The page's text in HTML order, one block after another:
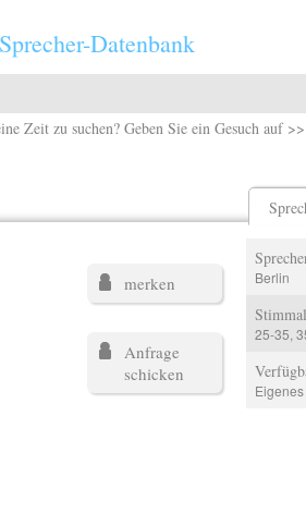
Datenbank
Zeit zu suchen? Geben Sie ein Gesuch auf >>
merken
Anfrage
schicken
Berlin
25-35,